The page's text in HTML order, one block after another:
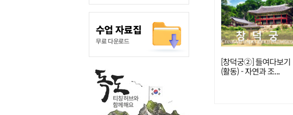
[창덕궁②] 들여다보기
(활동) - 자연과 조...